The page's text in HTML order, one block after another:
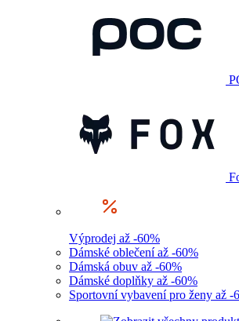
Výprodej až -60%
Dámské oblečení až -60%
Dámská obuv až -60%
Dámské doplňky až -60%
Sportovní vybavení pro ženy až -